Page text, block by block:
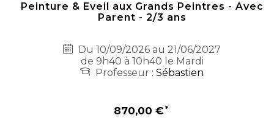
Peinture & Eveil aux Grands Peintres - Avec
Parent - 2/3 ans
Du 10/09/2026 au 21/06/2027
de 9h40 à 10h40 le Mardi
Professeur :Sébastien
870,00 €